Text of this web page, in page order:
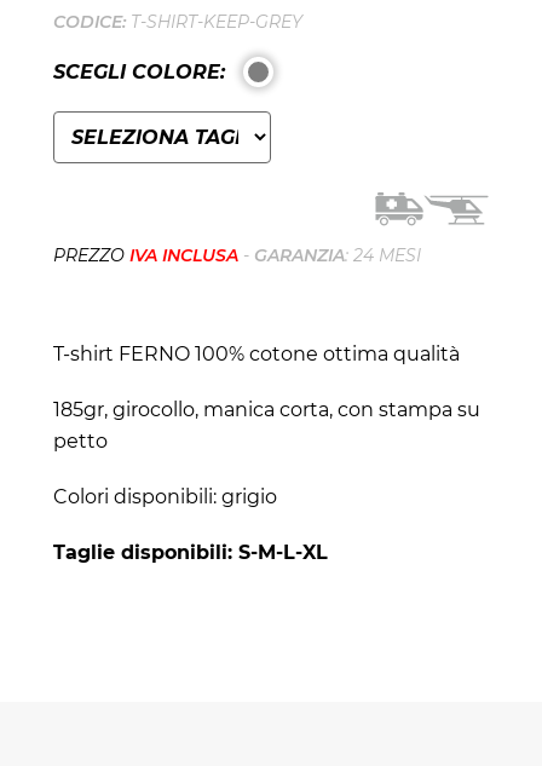
CODICE: T-SHIRT-KEEP-GREY
SCEGLI COLORE:
PREZZO IVA INCLUSA - GARANZIA: 24 MESI
T-shirt FERNO 100% cotone ottima qualità
185gr, girocollo, manica corta, con stampa su
petto
Colori disponibili: grigio
Taglie disponibili: S-M-L-XL